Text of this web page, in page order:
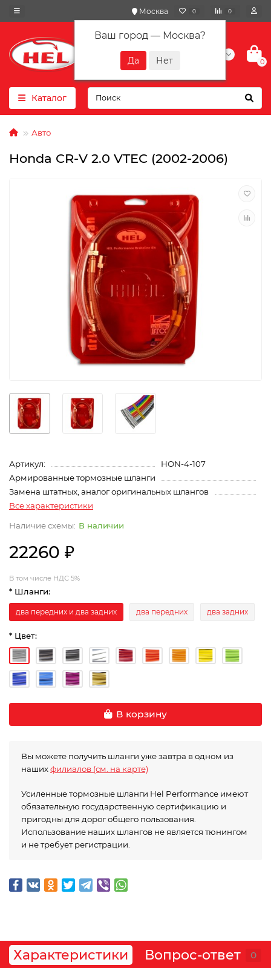
Москва
Ваш город — Москва?
0 0
+7(901) 417-10-01
0
Каталог
Авто
Honda CR-V 2.0 VTEC (2002-2006)
Артикул:
HON-4-107
Армированные тормозные шланги
Замена штатных, аналог оригинальных шлангов
Все характеристики
В наличии
22260 ₽
В том числе НДС 5%
* Шланги:
два передних и два задних два передних два задних
* Цвет:
В корзину
Вы можете получить шланги уже завтра в одном из
нашихфилиалов (см. на карте)
Усиленные тормозные шланги Hel Performance имеют
обязательную государственную сертификацию и
пригодны для дорог общего пользования.
Использование наших шлангов не является тюнингом
и не требует регистрации.
Характеристики Вопрос-ответ 0